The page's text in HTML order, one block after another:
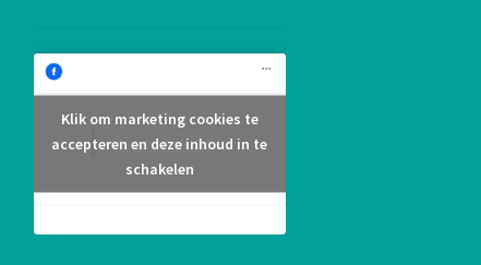
Design4all.nu
Klik om marketing cookies te
accepteren en deze inhoud in te
schakelen